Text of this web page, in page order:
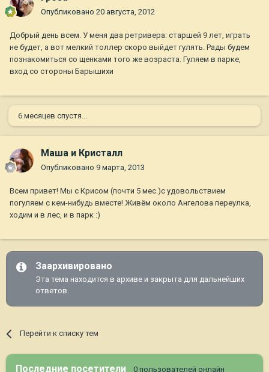
Опубликовано 20 августа, 2012
Добрый день всем. У меня два ретривера: старшей 9 лет, играть
не будет, а вот мелкий толлер скоро выйдет гулять. Рады будем
познакомиться со щенками того же возраста. Гуляем в парке,
вход со стороны Барышихи
6 месяцев спустя...
Маша и Кристалл
Опубликовано 9 марта, 2013
Всем привет! Мы с Крисом (почти 5 мес.)с удовольствием
погуляем с кем-нибудь вместе! Живём около Ангелова переулка,
ходим и в лес, и в парк :)
Заархивировано
Эта тема находится в архиве и закрыта для дальнейших
ответов.
Перейти к списку тем
Последние посетители 0 пользователей онлайн